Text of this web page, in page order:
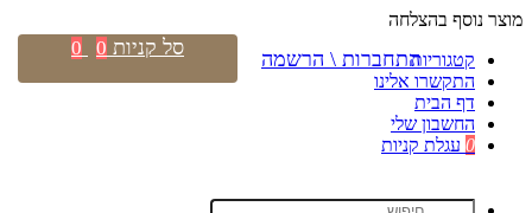
מוצר נוסף בהצלחה
קטגוריות
התקשרו אלינו
דף הבית
החשבון שלי
0 עגלת קניות
התחברות \ הרשמה סל קניות 0
0